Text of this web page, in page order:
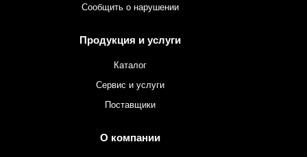
Сообщить о нарушении
Продукция и услуги
Каталог
Сервис и услуги
Поставщики
О компании